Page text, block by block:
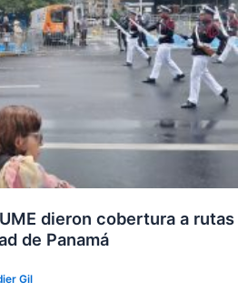
dieron cobertura a rutas
de Panamá
Gil